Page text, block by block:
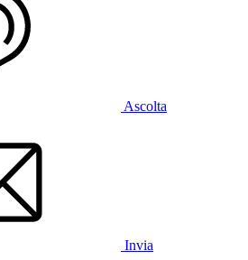
Ascolta
Invia